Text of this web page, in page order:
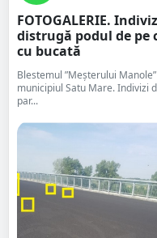
FOTOGALERIE.
distrugă podul de
cu bucată
Blestemul ”Meșterului
municipiul Satu Mare. Indivizi
par...